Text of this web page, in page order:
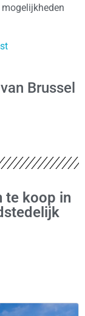
Brussel
te koop in